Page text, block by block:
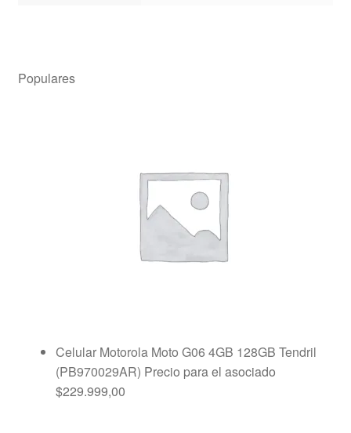
Populares
Celular Motorola Moto G06 4GB 128GB Tendril
(PB970029AR) Precio para el asociado
$229.999,00